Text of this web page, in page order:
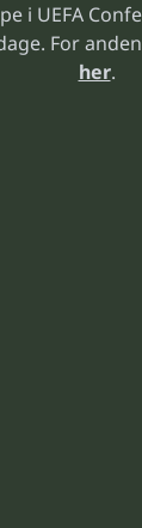
i UEFA
For
her.